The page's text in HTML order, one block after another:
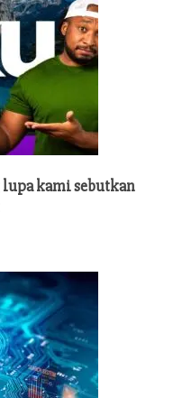
lupa kami sebutkan